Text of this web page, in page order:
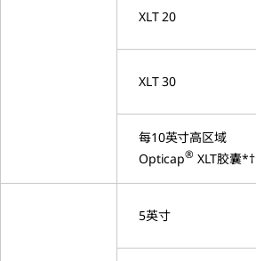
XLT 20
XLT 30
每10英寸高区域
Opticap® XLT胶囊*†
5英寸